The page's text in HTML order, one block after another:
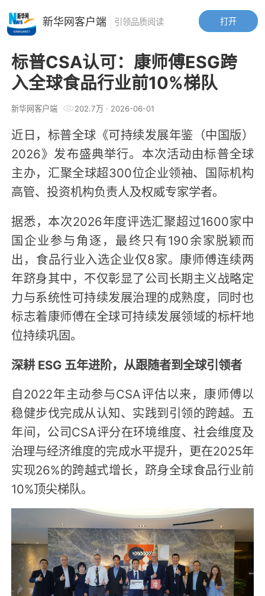
标普CSA认可：康师傅ESG跨
入全球食品行业前10%梯队
新华网客户端 202.7万· 2026-06-01
近日，标普全球《可持续发展年鉴（中国版）
2026》发布盛典举行。本次活动由标普全球
主办，汇聚全球超300位企业领袖、国际机构
高管、投资机构负责人及权威专家学者。
据悉，本次2026年度评选汇聚超过1600家中
国企业参与角逐，最终只有190余家脱颖而
出，食品行业入选企业仅8家。康师傅连续两
年跻身其中，不仅彰显了公司长期主义战略定
力与系统性可持续发展治理的成熟度，同时也
标志着康师傅在全球可持续发展领域的标杆地
位持续巩固。
深耕 ESG 五年进阶，从跟随者到全球引领者
自2022年主动参与CSA评估以来，康师傅以
稳健步伐完成从认知、实践到引领的跨越。五
年间，公司CSA评分在环境维度、社会维度及
治理与经济维度的完成水平提升，更在2025年
实现26%的跨越式增长，跻身全球食品行业前
10%顶尖梯队。
打开
新华网客户端 引领品质阅读